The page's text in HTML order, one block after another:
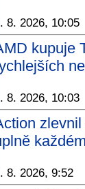
8. 2026, 10:05
kupuje
8. 2026, 10:03
8. 2026, 9:52